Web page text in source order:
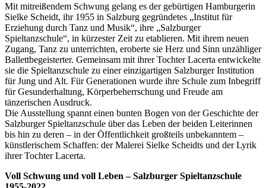
Mit mitreißendem Schwung gelang es der gebürtigen Hamburgerin
Sielke Scheidt, ihr 1955 in Salzburg gegründetes „Institut für
Erziehung durch Tanz und Musik“, ihre „Salzburger
Spieltanzschule“, in kürzester Zeit zu etablieren. Mit ihrem neuen
Zugang, Tanz zu unterrichten, eroberte sie Herz und Sinn unzähliger
Ballettbegeisterter. Gemeinsam mit ihrer Tochter Lacerta entwickelte
sie die Spieltanzschule zu einer einzigartigen Salzburger Institution
für Jung und Alt. Für Generationen wurde ihre Schule zum Inbegriff
für Gesunderhaltung, Körperbeherrschung und Freude am
tänzerischen Ausdruck.
Die Ausstellung spannt einen bunten Bogen von der Geschichte der
Salzburger Spieltanzschule über das Leben der beiden Leiterinnen
bis hin zu deren – in der Öffentlichkeit großteils unbekanntem –
künstlerischem Schaffen: der Malerei Sielke Scheidts und der Lyrik
ihrer Tochter Lacerta.
Voll Schwung und voll Leben – Salzburger Spieltanzschule